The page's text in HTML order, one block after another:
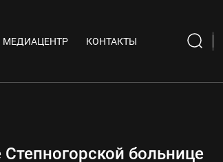
МЕДИАЦЕНТР КОНТАКТЫ
больнице